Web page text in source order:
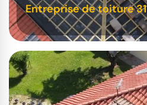
Entreprise de toiture 31